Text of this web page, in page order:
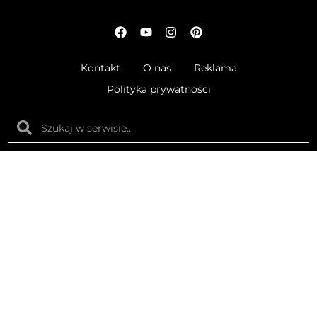
Kontakt O nas
Reklama
Polityka prywatności